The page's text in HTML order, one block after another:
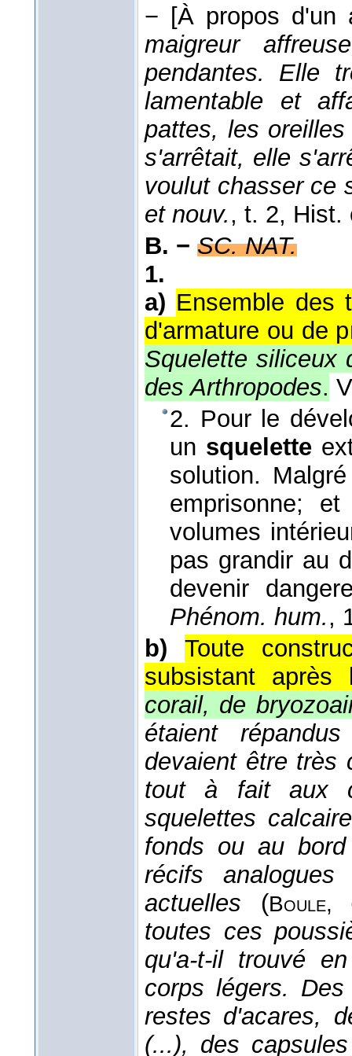
− [À propos d'un
maigreur
pendantes. Elle
lamentable et
pattes, les
s'arrêtait, elle
voulut chasser ce
et nouv., t. 2, Hist.
B. − SC. NAT.
1.
a) Ensemble des
d'armature ou de
Squelette siliceux
des Arthropodes.
2. Pour le
un squelette
solution.
emprisonne;
volumes
pas grandir au
devenir
Phénom. hum.,
b)
Toute
subsistant après
corail, de
étaient
devaient être très
tout à fait aux
squelettes
fonds ou au
récifs
actuelles (Boule,
toutes ces
qu'a-t-il trouvé
corps légers.
restes d'acares,
(...), des